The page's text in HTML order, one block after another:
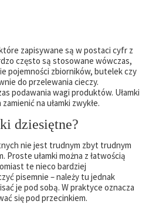
zapisywane są w postaci cyfr z
często są stosowane wówczas,
pojemności zbiorników, butelek czy
do przelewania cieczy.
podawania wagi produktów. Ułamki
na ułamki zwykłe.
dziesiętne?
nie jest trudnym zbyt trudnym
Proste ułamki można z łatwością
te nieco bardziej
pisemnie – należy tu jednak
je pod sobą. W praktyce oznacza
się pod przecinkiem.